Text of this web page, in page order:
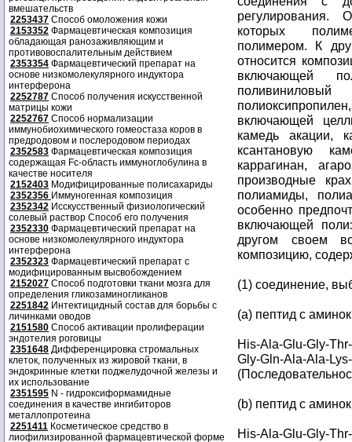
вмешательств
2253437 Способ омоложения кожи
2153352 Фармацевтическая композиция
обладающая ранозаживляющим и
противовоспалительным действием
2353354 Фармацевтический препарат на
основе низкомолекулярного индуктора
интерферона
2252787 Способ получения искусственной
матрицы кожи
2252767 Способ нормализации
иммунобиохимического гомеостаза коров в
предродовом и послеродовом периодах
2352583 Фармацевтическая композиция
содержащая Fc-область иммуноглобулина в
качестве носителя
2152403 Модифицированные полисахариды
2352356 Иммуногенная композиция
2352342 Исскусственный физиологический
солевый раствор Способ его получения
2352330 Фармацевтический препарат на
основе низкомолекулярного индуктора
интерферона
2352323 Фармацевтический препарат с
модифицированным высвобождением
2152027 Способ подготовки ткани мозга для
определения гликозаминогликанов
2251842 Интектицидный состав для борьбы с
личинками оводов
2151580 Способ активации пролиферации
эндотелия роговицы
2351648 Дифференцировка стромальных
клеток, полученных из жировой ткани, в
эндокринные клетки поджелудочной железы и
их использование
2351595 N - гидроксиформамидные
соединения в качестве ингибиторов
металлопротеина
2251411 Косметическое средство в
лиофилизированной фармацевтической форме
регулирования.
которых
полимером. К
относится
включающей
поливиниловый
включающей
камедь акации,
ксантановую
каррагинан,
производные
полиамиды,
особенно
включающей
другом своем
композицию,
(1) соединение,
(a) пептид с
His-Ala-Glu-Gly-
Gly-Gln-Ala-Ala-
(b) пептид с
His-Ala-Glu-Gly-